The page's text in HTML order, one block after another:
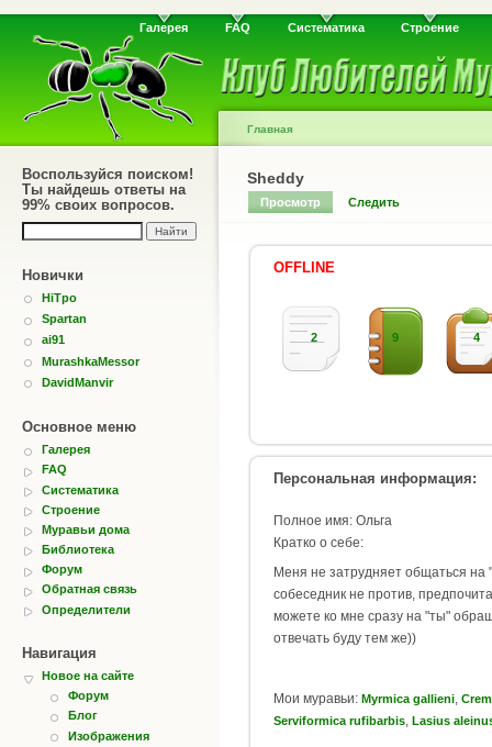
Галерея FAQ Систематика Строение
Воспользуйся поиском!
Ты найдешь ответы на
99% своих вопросов.
Новички
HiTpo
Spartan
ai91
MurashkaMessor
DavidManvir
Основное меню
Галерея
FAQ
Систематика
Строение
Муравьи дома
Библиотека
Форум
Обратная связь
Определители
Навигация
Новое на сайте
Форум
Блог
Изображения
Главная
Sheddy
Просмотр Следить
OFFLINE
2 9 4
Персональная информация:
Полное имя: Ольга
Кратко о себе:
Меня не затрудняет общаться на
собеседник не против,
можете ко мне сразу на "ты"
отвечать буду тем же))
Мои муравьи: Myrmica gallieni
Serviformica rufibarbis Lasius